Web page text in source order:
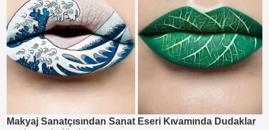
Makyaj Sanatçısından Sanat Eseri Kıvamında Dudaklar